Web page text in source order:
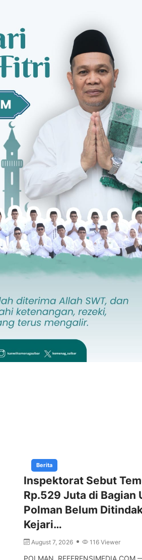
Berita
Inspektorat Sebut
Rp.529 Juta di Bagian
Polman Belum
Kejari…
August 7, 2026 116 Viewer
POLMAN, REFERENSIMEDIA.COM